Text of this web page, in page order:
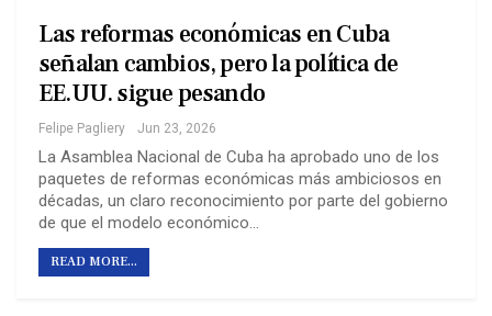
Las reformas económicas en Cuba
señalan cambios, pero la política de
EE.UU. sigue pesando
Felipe Pagliery Jun 23, 2026
La Asamblea Nacional de Cuba ha aprobado uno de los
paquetes de reformas económicas más ambiciosos en
décadas, un claro reconocimiento por parte del gobierno
de que el modelo económico…
READ MORE...